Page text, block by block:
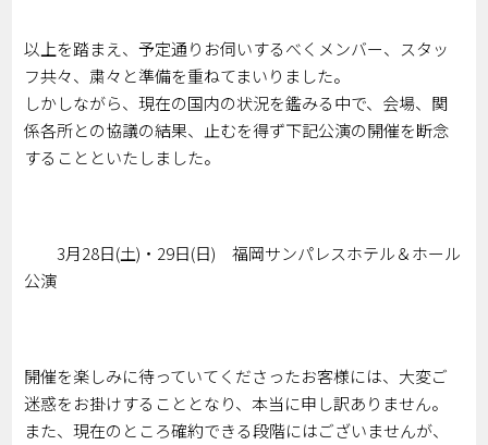
以上を踏まえ、予定通りお伺いするべくメンバー、スタッ
フ共々、粛々と準備を重ねてまいりました。
しかしながら、現在の国内の状況を鑑みる中で、会場、関
係各所との協議の結果、止むを得ず下記公演の開催を断念
することといたしました。
3月28日(土)・29日(日) 福岡サンパレスホテル＆ホール
公演
開催を楽しみに待っていてくださったお客様には、大変ご
迷惑をお掛けすることとなり、本当に申し訳ありません。
また、現在のところ確約できる段階にはございませんが、